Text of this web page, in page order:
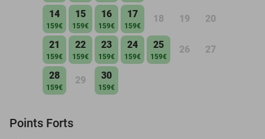
14
159€
15
159€
16
159€
17
159€
18 19 20
21
159€
22
159€
23
159€
24
159€
25
159€
26 27
28
159€
29 30
159€
Points Forts